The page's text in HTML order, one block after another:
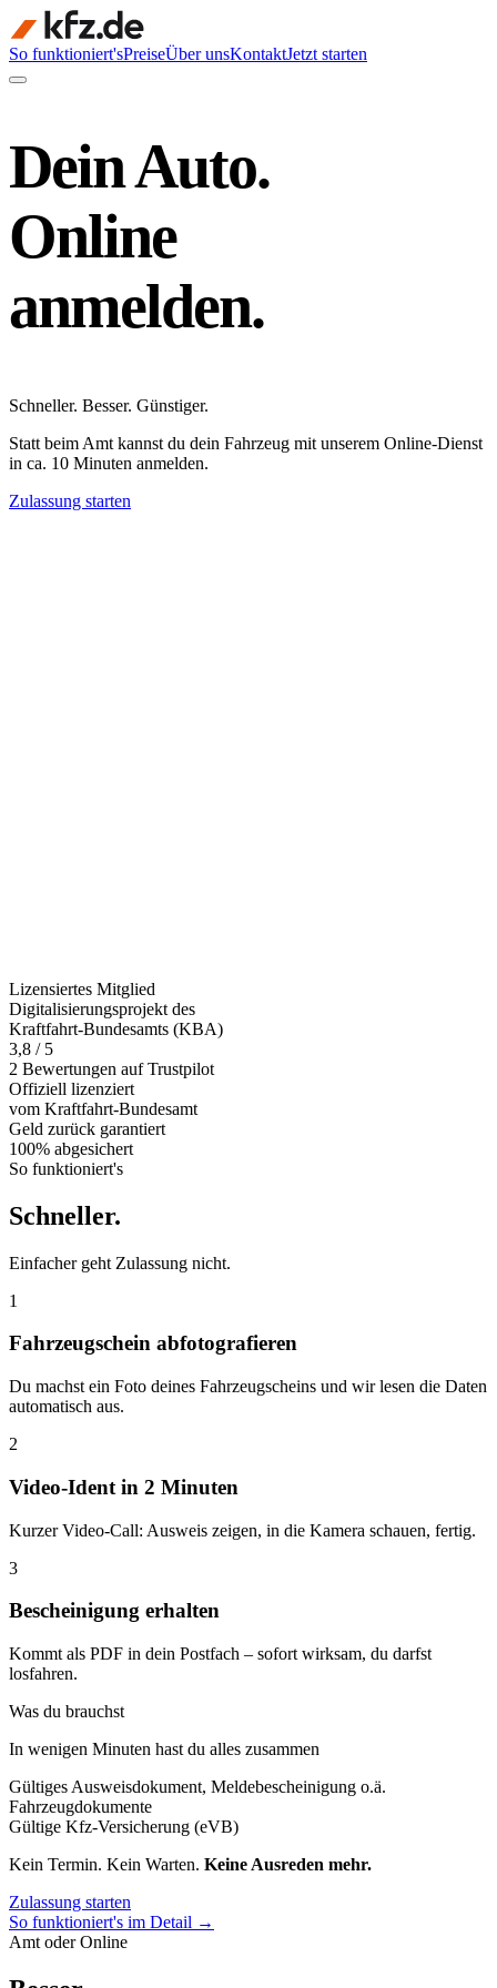
So funktioniert'sPreiseÜber unsKontaktJetzt starten
Dein Auto.
Online
anmelden.
Schneller. Besser. Günstiger.
Statt beim Amt kannst du dein Fahrzeug mit unserem Online-Dienst
in ca. 10 Minuten anmelden.
Zulassung starten
Lizensiertes Mitglied
Digitalisierungsprojekt des
Kraftfahrt-Bundesamts (KBA)
3,8 / 5
2 Bewertungen auf Trustpilot
Offiziell lizenziert
vom Kraftfahrt-Bundesamt
Geld zurück garantiert
100% abgesichert
So funktioniert's
Schneller.
Einfacher geht Zulassung nicht.
1
Fahrzeugschein abfotografieren
Du machst ein Foto deines Fahrzeugscheins und wir lesen die Daten
automatisch aus.
2
Video-Ident in 2 Minuten
Kurzer Video-Call: Ausweis zeigen, in die Kamera schauen, fertig.
3
Bescheinigung erhalten
Kommt als PDF in dein Postfach – sofort wirksam, du darfst
losfahren.
Was du brauchst
In wenigen Minuten hast du alles zusammen
Gültiges Ausweisdokument, Meldebescheinigung o.ä.
Fahrzeugdokumente
Gültige Kfz-Versicherung (eVB)
Kein Termin. Kein Warten. Keine Ausreden mehr.
Zulassung starten
So funktioniert's im Detail →
Amt oder Online